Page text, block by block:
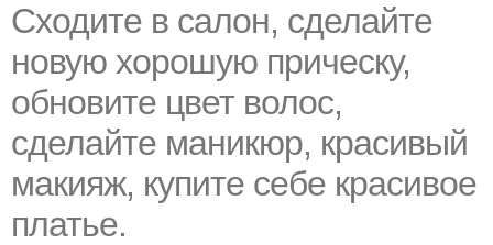
Сходите в салон, сделайте
новую хорошую прическу,
обновите цвет волос,
сделайте маникюр, красивый
макияж, купите себе красивое
платье.